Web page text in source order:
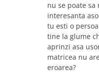
nu se poate
interesanta
tu esti o
tine la glume
aprinzi asa
matricea nu
eroarea?